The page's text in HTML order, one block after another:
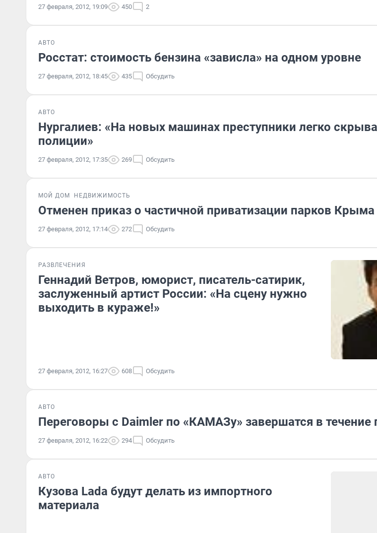
27 февраля, 2012, 19:09 450 2
АВТО
Росстат: стоимость бензина «зависла» на одном уровне
27 февраля, 2012, 18:45 435 Обсудить
АВТО
Нургалиев: «На новых машинах преступники легко
полиции»
27 февраля, 2012, 17:35 269 Обсудить
МОЙ ДОМ НЕДВИЖИМОСТЬ
Отменен приказ о частичной приватизации парков Крыма
27 февраля, 2012, 17:14 272 Обсудить
РАЗВЛЕЧЕНИЯ
Геннадий Ветров, юморист, писатель-сатирик,
заслуженный артист России: «На сцену нужно
выходить в кураже!»
27 февраля, 2012, 16:27 608 Обсудить
АВТО
Переговоры с Daimler по «КАМАЗу» завершатся в течение
27 февраля, 2012, 16:22 294 Обсудить
АВТО
Кузова Lada будут делать из импортного
материала